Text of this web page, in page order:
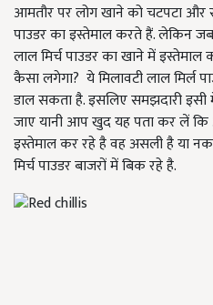
आमतौर पर लोग खाने को चटपटा और
पाउडर का इस्तेमाल करते हैं. लेकिन
लाल मिर्च पाउडर का खाने में
कैसा लगेगा? ये मिलावटी लाल मिर्ल
डाल सकता है. इसलिए समझदारी
जाए यानी आप खुद यह पता कर लें कि
इस्तेमाल कर रहे है वह असली है या
मिर्च पाउडर बाजरों में बिक रहे है.